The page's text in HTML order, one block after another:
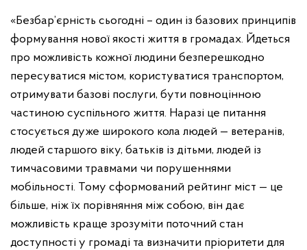
«Безбар’єрність сьогодні – один із базових принципів
формування нової якості життя в громадах. Йдеться
про можливість кожної людини безперешкодно
пересуватися містом, користуватися транспортом,
отримувати базові послуги, бути повноцінною
частиною суспільного життя. Наразі це питання
стосується дуже широкого кола людей — ветеранів,
людей старшого віку, батьків із дітьми, людей із
тимчасовими травмами чи порушеннями
мобільності. Тому сформований рейтинг міст — це
більше, ніж їх порівняння між собою, він дає
можливість краще зрозуміти поточний стан
доступності у громаді та визначити пріоритети для